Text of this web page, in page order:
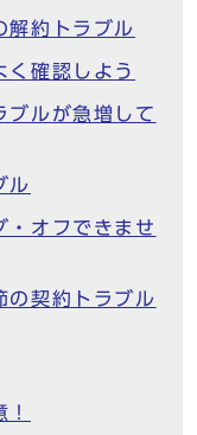
解約トラブル
く確認しよう
ブルが急増して
ル
・オフできませ
の契約トラブル